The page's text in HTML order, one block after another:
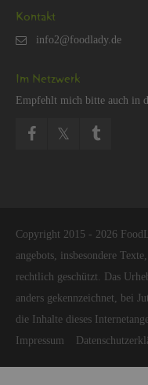
Kon­takt
Im Netz­werk
Emp­fehlt mich bitte auch in
Co­py­right 2015 - 2026
an­ge­bots, ins­be­son­de­re
recht­lich ge­schützt. Das
an­ders ge­kenn­zeich­net, bei
die In­hal­te die­ses
Im­pres­sum